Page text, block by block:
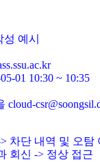
예시
01 10:30 ~ 10:35
cloud-
차단 내역 및 오
회신 -> 정상 접근